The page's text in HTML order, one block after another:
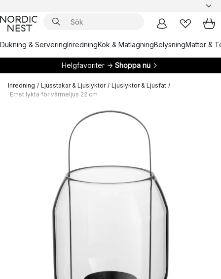
Dukning & ServeringInredningKök & MatlagningBelysningMattor &
Helgfavoriter → Shoppa nu
Inredning / Ljusstakar & Ljuslyktor / Ljuslyktor & Ljusfat /
Ernst lykta för värmeljus 22 cm